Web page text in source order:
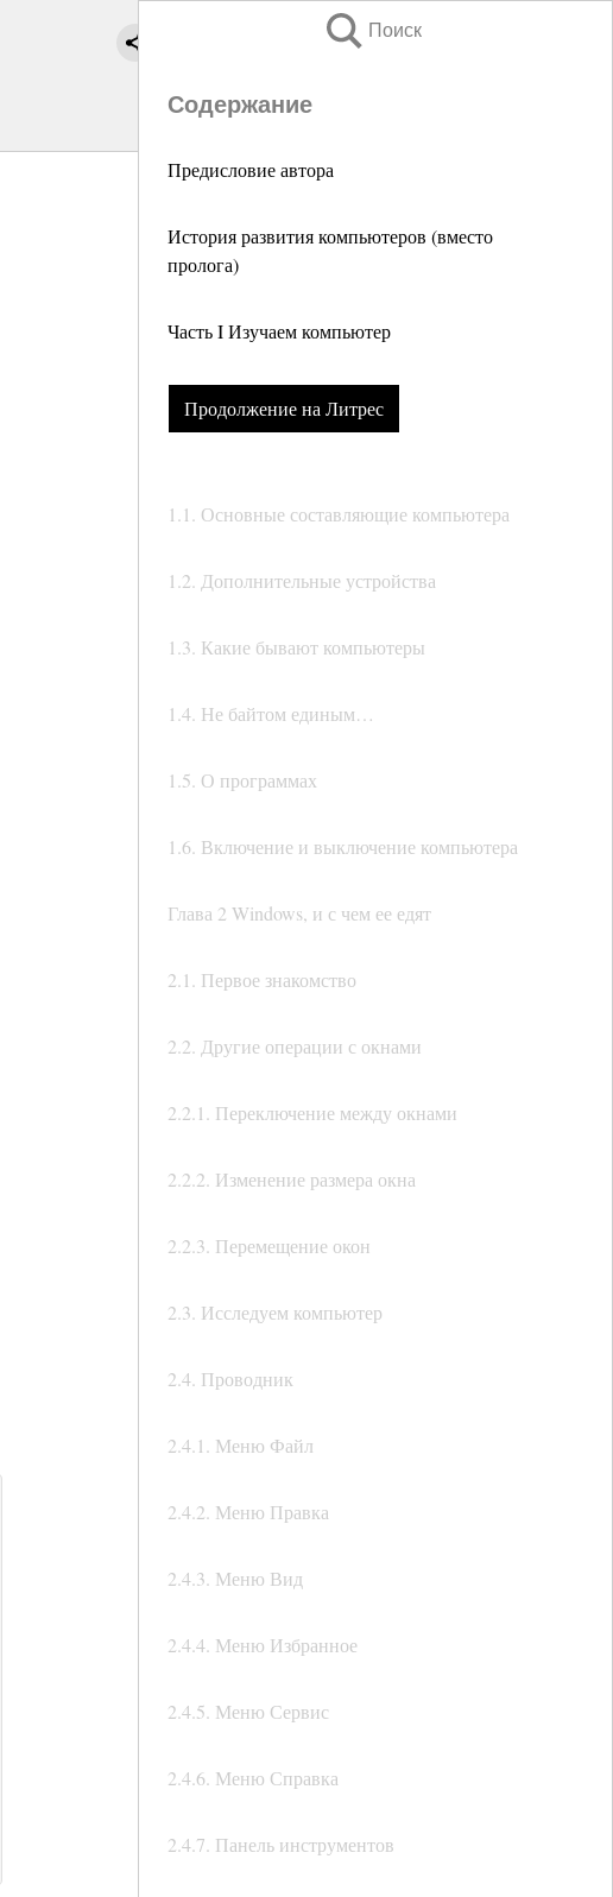
Поиск
Содержание
Предисловие автора
История развития компьютеров (вместо
пролога)
Часть I Изучаем компьютер
Продолжение на Литрес
1.1. Основные составляющие компьютера
1.2. Дополнительные устройства
1.3. Какие бывают компьютеры
1.4. Не байтом единым…
1.5. О программах
1.6. Включение и выключение компьютера
Глава 2 Windows, и с чем ее едят
2.1. Первое знакомство
2.2. Другие операции с окнами
2.2.1. Переключение между окнами
2.2.2. Изменение размера окна
2.2.3. Перемещение окон
2.3. Исследуем компьютер
2.4. Проводник
2.4.1. Меню Файл
2.4.2. Меню Правка
2.4.3. Меню Вид
2.4.4. Меню Избранное
2.4.5. Меню Сервис
2.4.6. Меню Справка
2.4.7. Панель инструментов